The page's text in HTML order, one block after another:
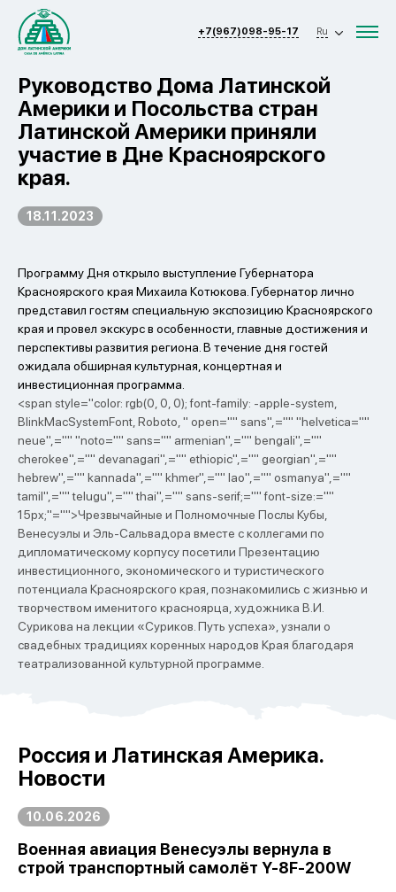
+7(967)098-95-17 Ru
Руководство Дома Латинской
Америки и Посольства стран
Латинской Америки приняли
участие в Дне Красноярского
края.
18.11.2023
Программу Дня открыло выступление Губернатора
Красноярского края Михаила Котюкова. Губернатор лично
представил гостям специальную экспозицию Красноярского
края и провел экскурс в особенности, главные достижения и
перспективы развития региона. В течение дня гостей
ожидала обширная культурная, концертная и
инвестиционная программа.
<span style="color: rgb(0, 0, 0); font-family: -apple-system,
BlinkMacSystemFont, Roboto, " open="" sans",="" "helvetica=""
neue",="" "noto="" sans="" armenian",="" bengali",=""
cherokee",="" devanagari",="" ethiopic",="" georgian",=""
hebrew",="" kannada",="" khmer",="" lao",="" osmanya",=""
tamil",="" telugu",="" thai",="" sans-serif;="" font-size:=""
15px;"="">Чрезвычайные и Полномочные Послы Кубы,
Венесуэлы и Эль-Сальвадора вместе с коллегами по
дипломатическому корпусу посетили Презентацию
инвестиционного, экономического и туристического
потенциала Красноярского края, познакомились с жизнью и
творчеством именитого красноярца, художника В.И.
Сурикова на лекции «Суриков. Путь успеха», узнали о
свадебных традициях коренных народов Края благодаря
театрализованной культурной программе.
Россия и Латинская Америка.
Новости
10.06.2026
Военная авиация Венесуэлы вернула в
строй транспортный самолёт Y-8F-200W